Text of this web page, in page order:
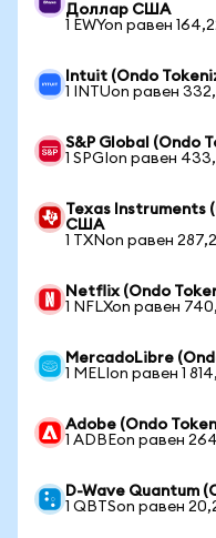
Доллар США
1 EWYon равен
Intuit (Ondo
1 INTUon равен
S&P Global (Ondo
1 SPGIon равен
Texas Instruments
США
1 TXNon равен
Netflix (Ondo
1 NFLXon равен
MercadoLibre
1 MELIon равен 1
Adobe (Ondo
1 ADBEon равен
D-Wave Quantum
1 QBTSon равен